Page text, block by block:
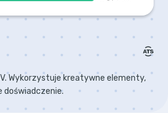
Wykorzystuje kreatywne elementy,
doświadczenie.